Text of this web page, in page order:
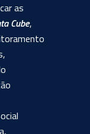
as
Cube,